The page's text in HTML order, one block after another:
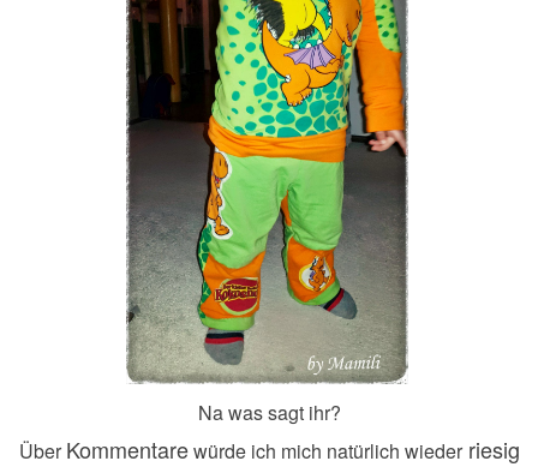
Na was sagt ihr?
Über Kommentarewürde ich mich natürlich wiederriesig